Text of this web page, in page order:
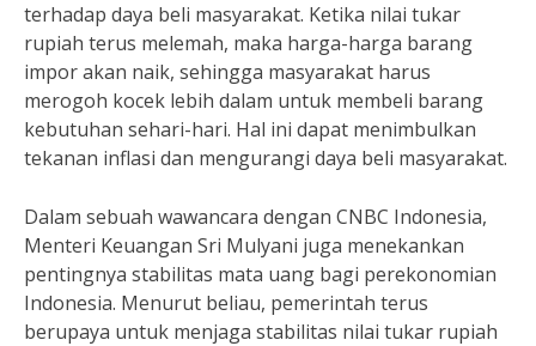
terhadap daya beli masyarakat. Ketika nilai tukar
rupiah terus melemah, maka harga-harga barang
impor akan naik, sehingga masyarakat harus
merogoh kocek lebih dalam untuk membeli barang
kebutuhan sehari-hari. Hal ini dapat menimbulkan
tekanan inflasi dan mengurangi daya beli masyarakat.
Dalam sebuah wawancara dengan CNBC Indonesia,
Menteri Keuangan Sri Mulyani juga menekankan
pentingnya stabilitas mata uang bagi perekonomian
Indonesia. Menurut beliau, pemerintah terus
berupaya untuk menjaga stabilitas nilai tukar rupiah